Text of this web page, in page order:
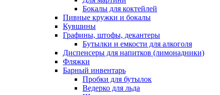
Бокалы для коктейлей
Пивные кружки и бокалы
Кувшины
Графины, штофы, декантеры
Бутылки и емкости для алкоголя
Диспенсеры для напитков (лимонадники)
Фляжки
Барный инвентарь
Пробки для бутылок
Ведерко для льда